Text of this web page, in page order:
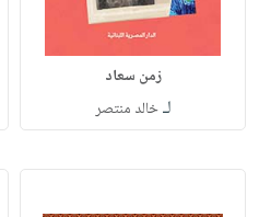
زمن سعاد
لـخالد منتصر